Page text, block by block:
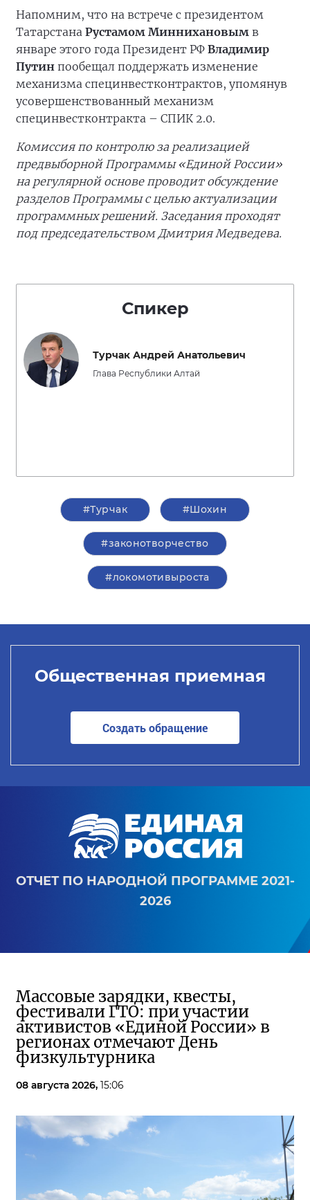
Напомним, что на встрече с президентом
Татарстана Рустамом Миннихановым в
январе этого года Президент РФ Владимир
Путин пообещал поддержать изменение
механизма специнвестконтрактов, упомянув
усовершенствованный механизм
специнвестконтракта – СПИК 2.0.
Комиссия по контролю за реализацией
предвыборной Программы «Единой России»
на регулярной основе проводит обсуждение
разделов Программы с целью актуализации
программных решений. Заседания проходят
под председательством Дмитрия Медведева.
Спикер
Турчак Андрей Анатольевич
Глава Республики Алтай
#Турчак #Шохин
#законотворчество
#локомотивыроста
Общественная приемная
Создать обращение
ОТЧЕТ ПО НАРОДНОЙ ПРОГРАММЕ 2021-
2026
Массовые зарядки, квесты,
фестивали ГТО: при участии
активистов «Единой России» в
регионах отмечают День
физкультурника
08 августа 2026, 15:06